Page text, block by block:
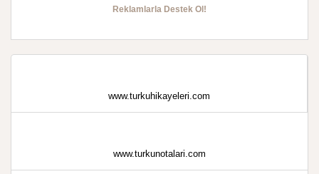
Reklamlarla Destek Ol!
www.turkuhikayeleri.com
www.turkunotalari.com